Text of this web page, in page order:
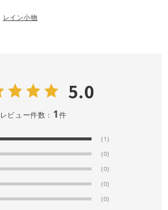
レイン小物
5.0
レビュー件数： 1件
(1)
(0)
(0)
(0)
(0)